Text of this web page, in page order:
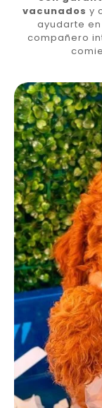
vacunados y
ayudarte
compañero